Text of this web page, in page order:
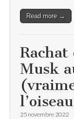
Read more →
Musk
25 novembre 2022